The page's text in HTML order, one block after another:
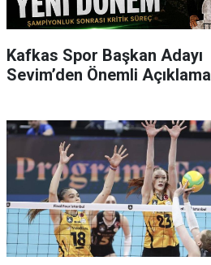
Kafkas Spor Başkan Adayı
Sevim’den Önemli Açıklama